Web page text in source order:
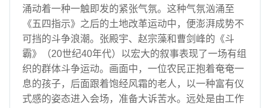
涌动着一种一触即发的紧张气氛。这种气氛汹涌至
《五四指示》之后的土地改革运动中，便澎湃成势不
可挡的斗争浪潮。张殿宇、赵宗藻和曹剑峰的《斗
霸》（20世纪40年代）以宏大的叙事表现了一场有组
织的群体斗争运动。画面中，一位农民正抱着奄奄一
息的孩子，后面跟着饱经风霜的老人，以一种富有仪
式感的姿态进入会场，准备大诉苦水。远处是由工作